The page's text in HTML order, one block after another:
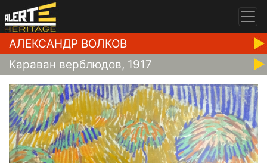
АЛЕКСАНДР ВОЛКОВ
Караван верблюдов, 1917